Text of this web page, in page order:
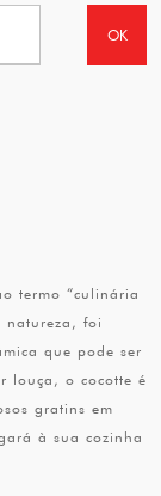
OK
termo “culinária
natureza, foi
que pode ser
louça, o cocotte é
gratins em
à sua cozinha